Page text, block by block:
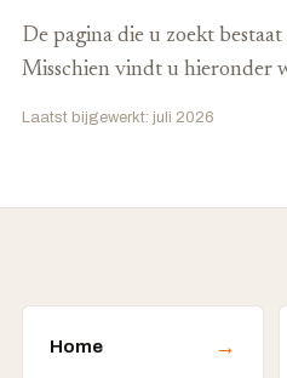
De pagina die u zoekt
Misschien vindt u hieronder
Laatst bijgewerkt: juli 2026
Home →